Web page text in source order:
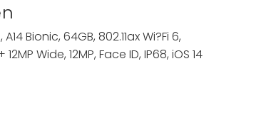
Bionic, 64GB, 802.11ax Wi?Fi 6,
Wide, 12MP, Face ID, IP68, iOS 14